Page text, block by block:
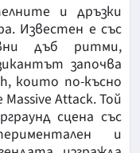
и дръзки
Известен е със
дъб ритми,
започва
които по-късно
Attack. Той
сцена със
и